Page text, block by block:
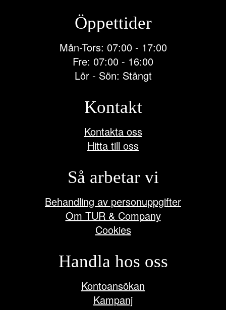
Öppettider
Mån-Tors: 07:00 - 17:00
Fre: 07:00 - 16:00
Lör - Sön: Stängt
Kontakt
Kontakta oss
Hitta till oss
Så arbetar vi
Behandling av personuppgifter
Om TUR & Company
Cookies
Handla hos oss
Kontoansökan
Kampanj